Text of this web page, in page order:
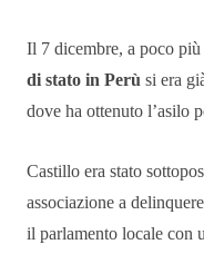
Il 7 dicembre, a poco
di stato in Perù si era
dove ha ottenuto l’asilo
Castillo era stato
associazione a
il parlamento locale con